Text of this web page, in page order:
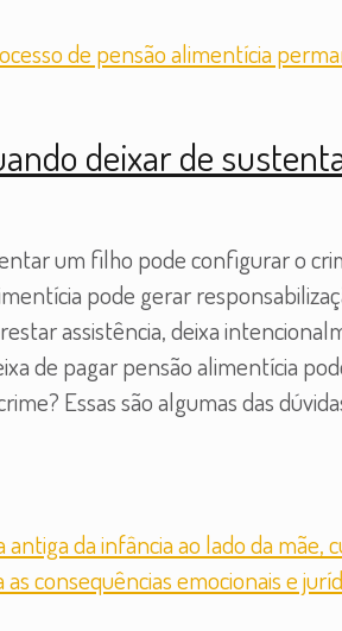
deixar de
um filho pode configurar o
pode gerar
assistência, deixa
de pagar pensão alimentícia
Essas são algumas das